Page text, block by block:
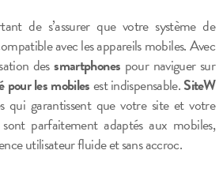
de s’assurer que votre système de
avec les appareils mobiles. Avec
dessmartphones pour naviguer sur
pour les mobilesest indispensable.SiteW
qui garantissent que votre site et votre
parfaitement adaptés aux mobiles,
utilisateur fluide et sans accroc.